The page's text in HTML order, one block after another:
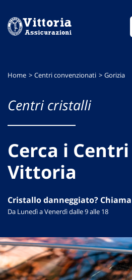
menu
contenuto
footer
Home Centri convenzionati Gorizia
Centri cristalli
Cerca i
Vittoria
Cristallo danneggiato? Chiama
Da Lunedì a Venerdì dalle 9 alle 18